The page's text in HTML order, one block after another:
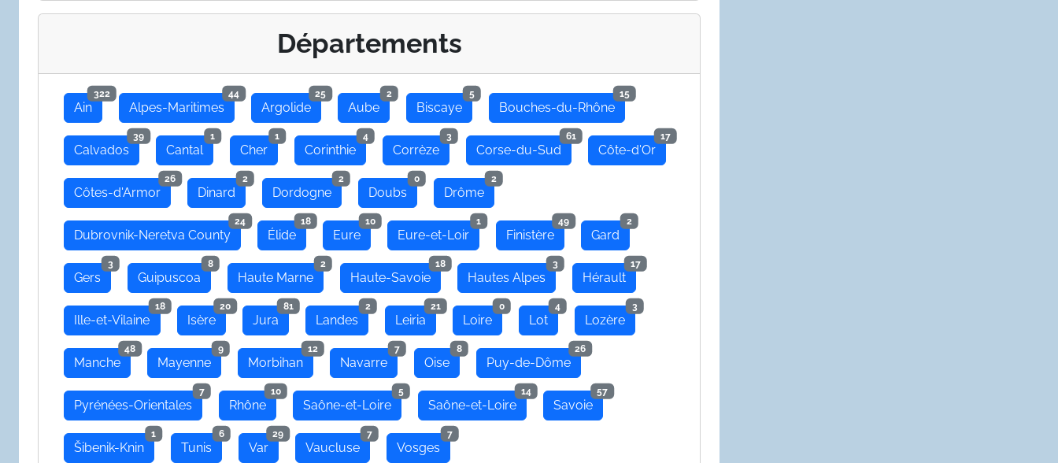
Départements
Ain
322
Alpes-Maritimes
44
Argolide
25
Aube
2
Biscaye
5
Bouches-du-Rhône
15
Calvados
39
Cantal
1
Cher
1
Corinthie
4
Corrèze
3
Corse-du-Sud
61
Côte-d'Or
17
Côtes-d'Armor
26
Dinard
2
Dordogne
2
Doubs
0
Drôme
2
Dubrovnik-Neretva County
24
Élide
18
Eure
10
Eure-et-Loir
1
Finistère
49
Gard
2
Gers
3
Guipuscoa
8
Haute Marne
2
Haute-Savoie
18
Hautes Alpes
3
Hérault
17
Ille-et-Vilaine
18
Isère
20
Jura
81
Landes
2
Leiria
21
Loire
0
Lot
4
Lozère
3
Manche
48
Mayenne
9
Morbihan
12
Navarre
7
Oise
8
Puy-de-Dôme
26
Pyrénées-Orientales
7
Rhône
10
Saône-et-Loire
5
Saône-et-Loire
14
Savoie
57
Šibenik-Knin
1
Tunis
6
Var
29
Vaucluse
7
Vosges
7